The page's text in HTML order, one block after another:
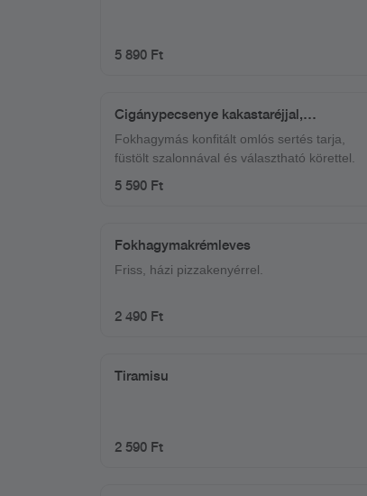
5 890 Ft
Cigánypecsenye kakastaréjjal,
Fokhagymás konfitált omlós sertés tarja,
füstölt szalonnával és választható körettel.
5 590 Ft
Fokhagymakrémleves
Friss, házi pizzakenyérrel.
2 490 Ft
Tiramisu
2 590 Ft